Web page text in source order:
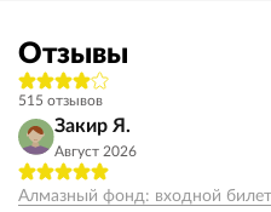
Отзывы
515 отзывов
Закир Я.
Август 2026
Алмазный фонд: входной билет